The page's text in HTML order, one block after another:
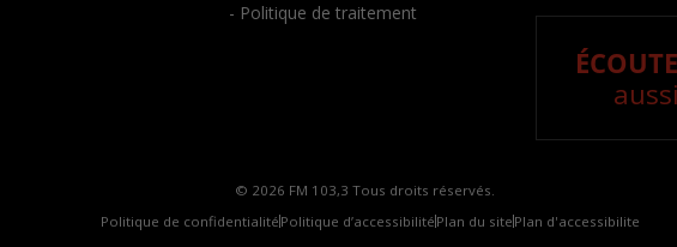
- Politique de traitement
© 2026 FM 103,3 Tous droits réservés.
Politique de confidentialité Politique d’accessibilité Plan du site Plan d'accessibilite